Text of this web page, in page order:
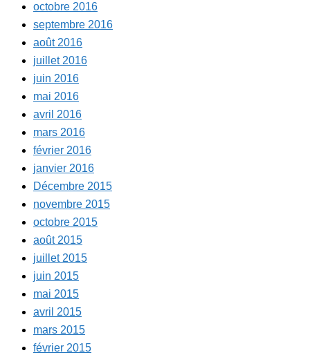
octobre 2016
septembre 2016
août 2016
juillet 2016
juin 2016
mai 2016
avril 2016
mars 2016
février 2016
janvier 2016
Décembre 2015
novembre 2015
octobre 2015
août 2015
juillet 2015
juin 2015
mai 2015
avril 2015
mars 2015
février 2015